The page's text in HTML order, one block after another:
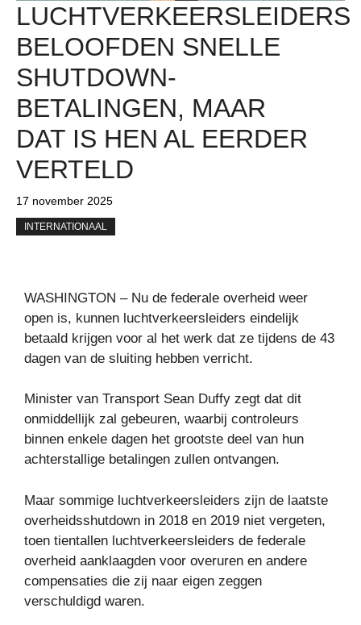
LUCHTVERKEERSLEIDERS
BELOOFDEN SNELLE
SHUTDOWN-
BETALINGEN, MAAR
DAT IS HEN AL EERDER
VERTELD
17 november 2025
INTERNATIONAAL
WASHINGTON – Nu de federale overheid weer
open is, kunnen luchtverkeersleiders eindelijk
betaald krijgen voor al het werk dat ze tijdens de 43
dagen van de sluiting hebben verricht.
Minister van Transport Sean Duffy zegt dat dit
onmiddellijk zal gebeuren, waarbij controleurs
binnen enkele dagen het grootste deel van hun
achterstallige betalingen zullen ontvangen.
Maar sommige luchtverkeersleiders zijn de laatste
overheidsshutdown in 2018 en 2019 niet vergeten,
toen tientallen luchtverkeersleiders de federale
overheid aanklaagden voor overuren en andere
compensaties die zij naar eigen zeggen
verschuldigd waren.